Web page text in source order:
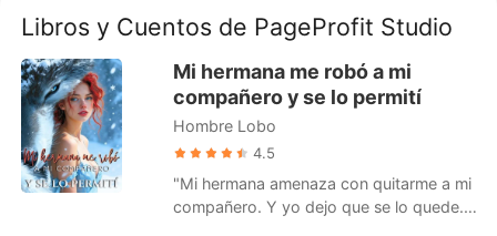
Salir
Instalar APP
Hombre Lobo
Romance
Urbano
Ranking
Libros y Cuentos de PageProfit Studio
Mi hermana me robó a mi
compañero y se lo permití
Hombre Lobo
4.5
"Mi hermana amenaza con quitarme a mi
compañero. Y yo dejo que se lo quede."